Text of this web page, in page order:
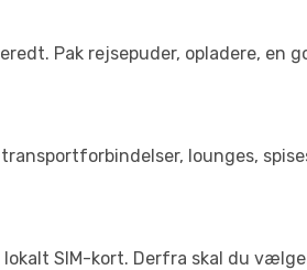
Pak rejsepuder, opladere, en
lounges,
SIM-kort. Derfra skal du